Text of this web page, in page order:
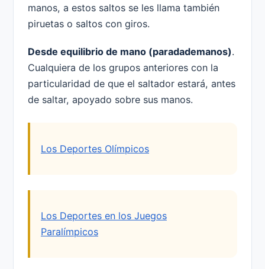
manos, a estos saltos se les llama también
piruetas o saltos con giros.
Desde equilibrio de mano (paradademanos).
Cualquiera de los grupos anteriores con la
particularidad de que el saltador estará, antes
de saltar, apoyado sobre sus manos.
Los Deportes Olímpicos
Los Deportes en los Juegos
Paralímpicos